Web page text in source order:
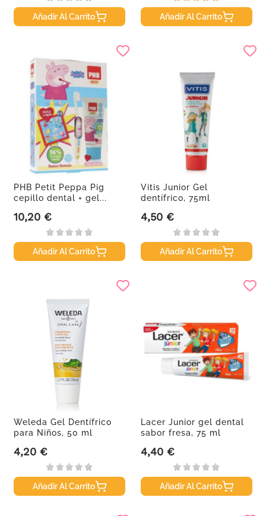
Añadir Al Carrito Añadir Al Carrito
PHB Petit Peppa Pig
cepillo dental + gel...
Precio
10,20 €
Añadir Al Carrito
Vitis Junior Gel
dentífrico, 75ml
Precio
4,50 €
Añadir Al Carrito
Weleda Gel Dentífrico
para Niños, 50 ml
Precio
4,20 €
Añadir Al Carrito
Lacer Junior gel dental
sabor fresa, 75 ml
Precio
4,40 €
Añadir Al Carrito